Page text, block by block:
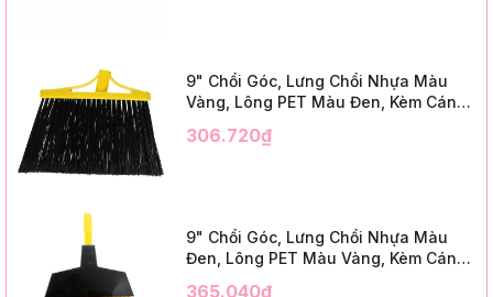
9" Chổi Góc, Lưng Chổi Nhựa Màu
Vàng, Lông PET Màu Đen, Kèm Cán
12 Bộ/Thùng (9" Angle Broom, Yellow
306.720₫
9" Chổi Góc, Lưng Chổi Nhựa Màu
Đen, Lông PET Màu Vàng, Kèm Cán
365.040₫